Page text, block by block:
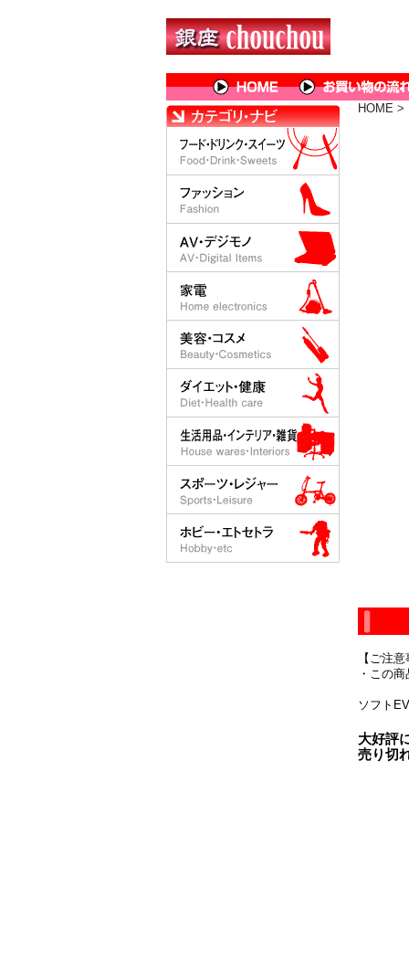
HOME >
【ご注
・この
ソフト
大好評
売り切